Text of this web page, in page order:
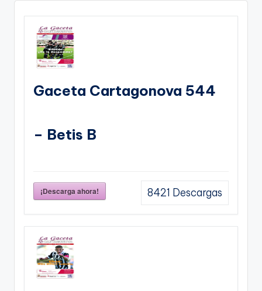
Gaceta Cartagonova 544
– Betis B
¡Descarga ahora! 8421 Descargas